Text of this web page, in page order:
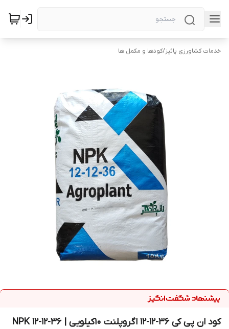
خدمات کشاورزی پائیز/کودها و مکمل ها
کود ان پی کی 36-12-12 اگروپلنت 10کیلویی | NPK 12-12-36